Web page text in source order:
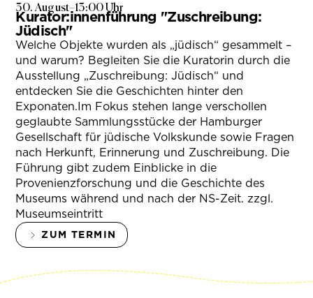
30. August–13:00 Uhr
Kurator:innenführung "Zuschreibung:
Jüdisch"
Welche Objekte wurden als „jüdisch“ gesammelt –
und warum? Begleiten Sie die Kuratorin durch die
Ausstellung „Zuschreibung: Jüdisch“ und
entdecken Sie die Geschichten hinter den
Exponaten.Im Fokus stehen lange verschollen
geglaubte Sammlungsstücke der Hamburger
Gesellschaft für jüdische Volkskunde sowie Fragen
nach Herkunft, Erinnerung und Zuschreibung. Die
Führung gibt zudem Einblicke in die
Provenienzforschung und die Geschichte des
Museums während und nach der NS-Zeit. zzgl.
Museumseintritt
ZUM TERMIN